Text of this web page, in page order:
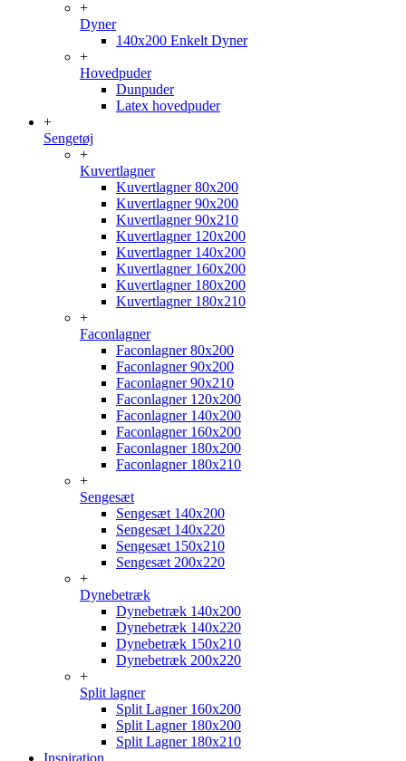
+
Dyner
140x200 Enkelt Dyner
+
Hovedpuder
Dunpuder
Latex hovedpuder
+
Sengetøj
+
Kuvertlagner
Kuvertlagner 80x200
Kuvertlagner 90x200
Kuvertlagner 90x210
Kuvertlagner 120x200
Kuvertlagner 140x200
Kuvertlagner 160x200
Kuvertlagner 180x200
Kuvertlagner 180x210
+
Faconlagner
Faconlagner 80x200
Faconlagner 90x200
Faconlagner 90x210
Faconlagner 120x200
Faconlagner 140x200
Faconlagner 160x200
Faconlagner 180x200
Faconlagner 180x210
+
Sengesæt
Sengesæt 140x200
Sengesæt 140x220
Sengesæt 150x210
Sengesæt 200x220
+
Dynebetræk
Dynebetræk 140x200
Dynebetræk 140x220
Dynebetræk 150x210
Dynebetræk 200x220
+
Split lagner
Split Lagner 160x200
Split Lagner 180x200
Split Lagner 180x210
Inspiration